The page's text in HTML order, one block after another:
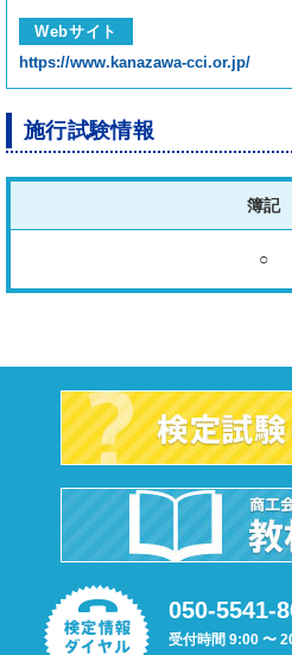
Webサイト
https://www.kanazawa-cci.or.jp/
施行試験情報
簿記
○
050-5541-
受付時間 9:00 〜